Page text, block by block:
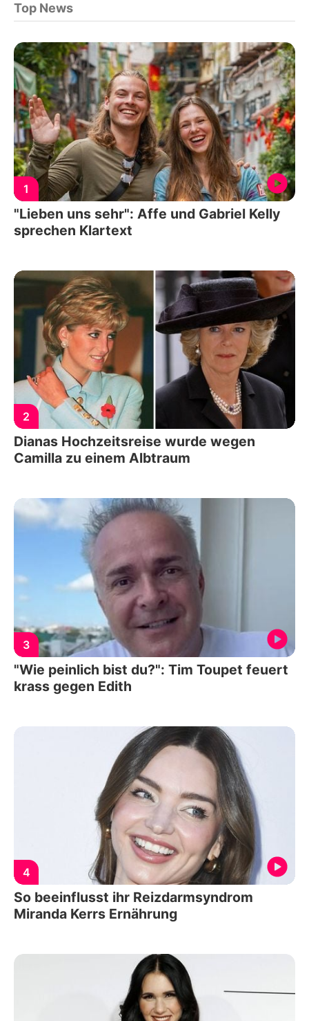
Top News
1
"Lieben uns sehr": Affe und Gabriel Kelly
sprechen Klartext
2
Dianas Hochzeitsreise wurde wegen
Camilla zu einem Albtraum
3
"Wie peinlich bist du?": Tim Toupet feuert
krass gegen Edith
4
So beeinflusst ihr Reizdarmsyndrom
Miranda Kerrs Ernährung